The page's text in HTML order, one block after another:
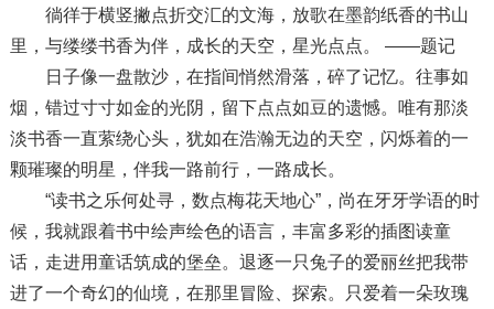
徜徉于横竖撇点折交汇的文海，放歌在墨韵纸香的书山
里，与缕缕书香为伴，成长的天空，星光点点。 ——题记
日子像一盘散沙，在指间悄然滑落，碎了记忆。往事如
烟，错过寸寸如金的光阴，留下点点如豆的遗憾。唯有那淡
淡书香一直萦绕心头，犹如在浩瀚无边的天空，闪烁着的一
颗璀璨的明星，伴我一路前行，一路成长。
“读书之乐何处寻，数点梅花天地心”，尚在牙牙学语的时
候，我就跟着书中绘声绘色的语言，丰富多彩的插图读童
话，走进用童话筑成的堡垒。退逐一只兔子的爱丽丝把我带
进了一个奇幻的仙境，在那里冒险、探索。只爱着一朵玫瑰